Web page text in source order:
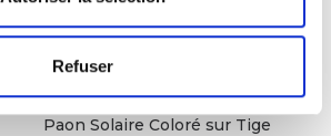
Refuser
Batteries ...
353.00€
Paon Solaire Coloré sur Tige